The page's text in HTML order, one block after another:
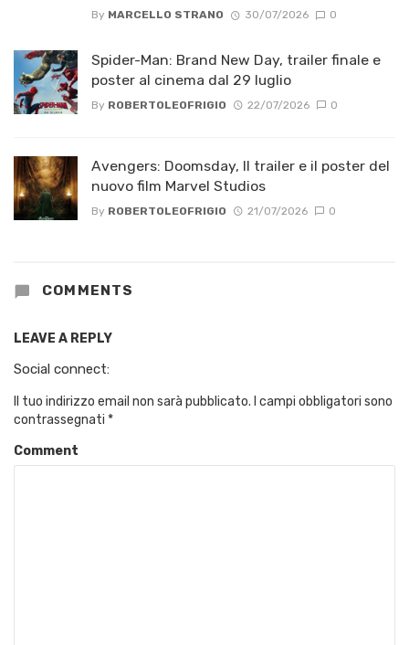
By MARCELLO STRANO 30/07/2026 0
Spider-Man: Brand New Day, trailer finale e
poster al cinema dal 29 luglio
By ROBERTOLEOFRIGIO 22/07/2026 0
Avengers: Doomsday, Il trailer e il poster del
nuovo film Marvel Studios
By ROBERTOLEOFRIGIO 21/07/2026 0
COMMENTS
LEAVE A REPLY
Social connect:
Il tuo indirizzo email non sarà pubblicato. I campi obbligatori sono
contrassegnati *
Comment